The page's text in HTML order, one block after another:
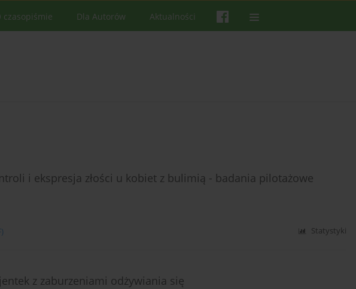
czasopiśmie Dla Autorów Aktualności
i ekspresja złości u kobiet z bulimią - badania pilotażowe
Statystyki
z zaburzeniami odżywiania się